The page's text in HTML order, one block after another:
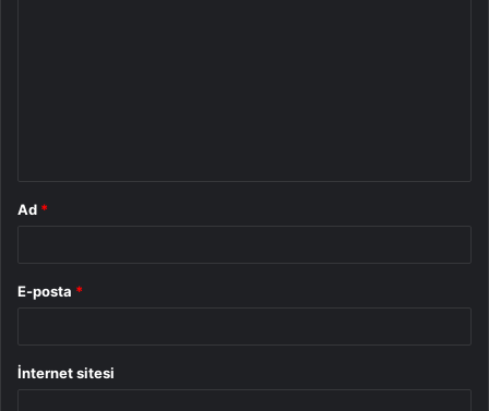
Ad *
E-posta *
İnternet sitesi